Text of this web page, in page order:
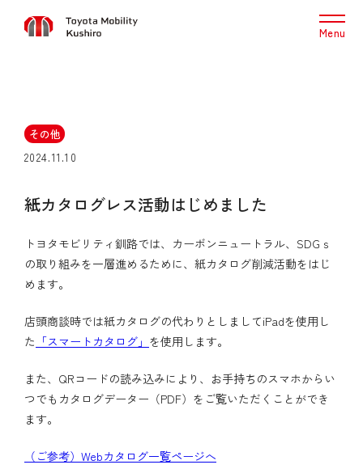
Menu
その他
2024.11.10
紙カタログレス活動はじめました
トヨタモビリティ釧路では、カーボンニュートラル、SDGｓ
の取り組みを一層進めるために、紙カタログ削減活動をはじ
めます。
店頭商談時では紙カタログの代わりとしましてiPadを使用し
た 「スマートカタログ」 を使用します。
また、QRコードの読み込みにより、お手持ちのスマホからい
つでもカタログデーター（PDF）をご覧いただくことができ
ます。
（ご参考）Webカタログ一覧ページへ